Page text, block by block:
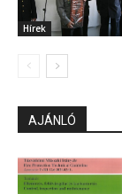
Hírek
AJÁNLÓ